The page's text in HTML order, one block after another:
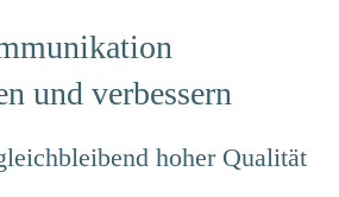
und verbessern
hoher Qualität